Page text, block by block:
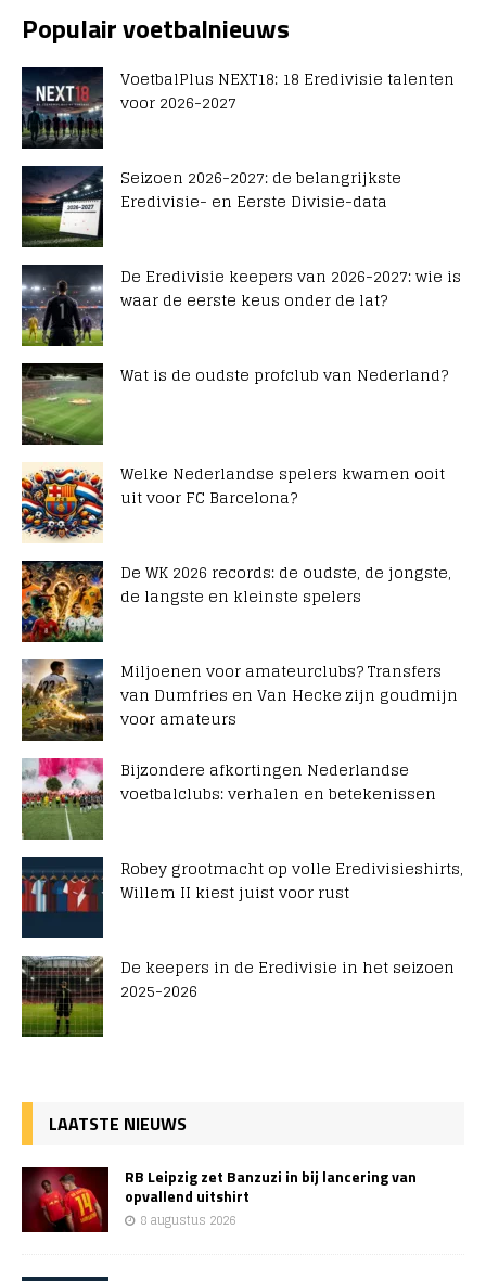
Populair voetbalnieuws
VoetbalPlus NEXT18: 18 Eredivisie talenten
voor 2026-2027
Seizoen 2026-2027: de belangrijkste
Eredivisie- en Eerste Divisie-data
De Eredivisie keepers van 2026-2027: wie is
waar de eerste keus onder de lat?
Wat is de oudste profclub van Nederland?
Welke Nederlandse spelers kwamen ooit
uit voor FC Barcelona?
De WK 2026 records: de oudste, de jongste,
de langste en kleinste spelers
Miljoenen voor amateurclubs? Transfers
van Dumfries en Van Hecke zijn goudmijn
voor amateurs
Bijzondere afkortingen Nederlandse
voetbalclubs: verhalen en betekenissen
Robey grootmacht op volle Eredivisieshirts,
Willem II kiest juist voor rust
De keepers in de Eredivisie in het seizoen
2025-2026
LAATSTE NIEUWS
RB Leipzig zet Banzuzi in bij lancering van
opvallend uitshirt
8 augustus 2026